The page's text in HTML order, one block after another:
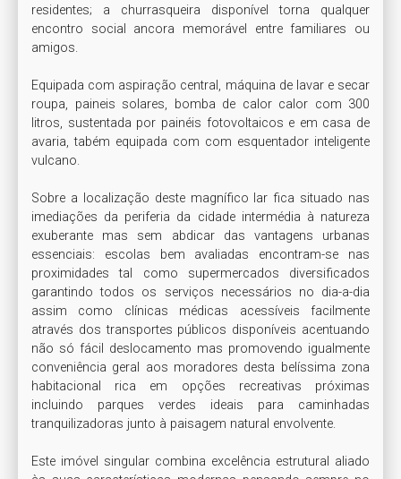
residentes; a churrasqueira disponível torna qualquer
encontro social ancora memorável entre familiares ou
amigos.
Equipada com aspiração central, máquina de lavar e secar
roupa, paineis solares, bomba de calor calor com 300
litros, sustentada por painéis fotovoltaicos e em casa de
avaria, tabém equipada com com esquentador inteligente
vulcano.
Sobre a localização deste magnífico lar fica situado nas
imediações da periferia da cidade intermédia à natureza
exuberante mas sem abdicar das vantagens urbanas
essenciais: escolas bem avaliadas encontram-se nas
proximidades tal como supermercados diversificados
garantindo todos os serviços necessários no dia-a-dia
assim como clínicas médicas acessíveis facilmente
através dos transportes públicos disponíveis acentuando
não só fácil deslocamento mas promovendo igualmente
conveniência geral aos moradores desta belíssima zona
habitacional rica em opções recreativas próximas
incluindo parques verdes ideais para caminhadas
tranquilizadoras junto à paisagem natural envolvente.
Este imóvel singular combina excelência estrutural aliado